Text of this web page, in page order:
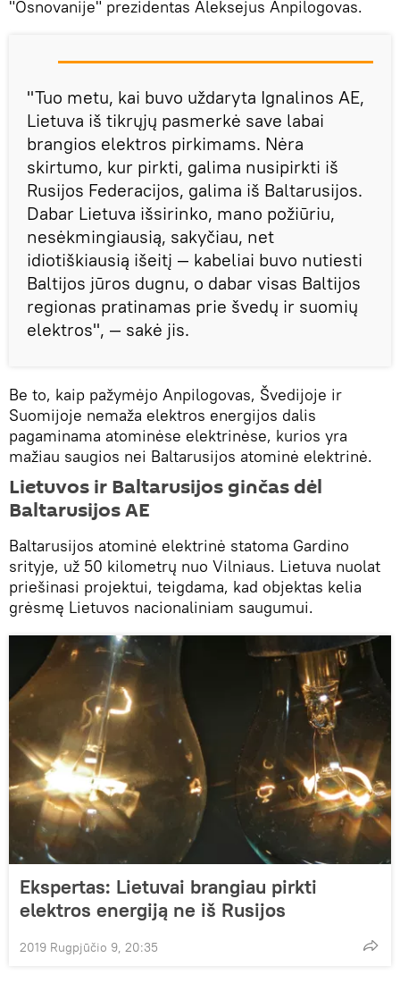
"Osnovanije" prezidentas Aleksejus Anpilogovas.
"Tuo metu, kai buvo uždaryta Ignalinos AE,
Lietuva iš tikrųjų pasmerkė save labai
brangios elektros pirkimams. Nėra
skirtumo, kur pirkti, galima nusipirkti iš
Rusijos Federacijos, galima iš Baltarusijos.
Dabar Lietuva išsirinko, mano požiūriu,
nesėkmingiausią, sakyčiau, net
idiotiškiausią išeitį — kabeliai buvo nutiesti
Baltijos jūros dugnu, o dabar visas Baltijos
regionas pratinamas prie švedų ir suomių
elektros", — sakė jis.
Be to, kaip pažymėjo Anpilogovas, Švedijoje ir
Suomijoje nemaža elektros energijos dalis
pagaminama atominėse elektrinėse, kurios yra
mažiau saugios nei Baltarusijos atominė elektrinė.
Lietuvos ir Baltarusijos ginčas dėl
Baltarusijos AE
Baltarusijos atominė elektrinė statoma Gardino
srityje, už 50 kilometrų nuo Vilniaus. Lietuva nuolat
priešinasi projektui, teigdama, kad objektas kelia
grėsmę Lietuvos nacionaliniam saugumui.
Ekspertas: Lietuvai brangiau pirkti
elektros energiją ne iš Rusijos
2019 Rugpjūčio 9, 20:35